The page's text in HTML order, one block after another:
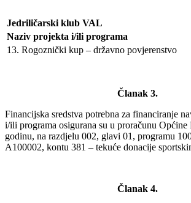
Jedriličarski klub VAL
Naziv projekta i/ili programa
13. Rogoznički kup – državno povjerenstvo
Članak 3.
Financijska sredstva potrebna za financiranje
i/ili programa osigurana su u proračunu Općine
godinu, na razdjelu 002, glavi 01, programu
A100002, kontu 381 – tekuće donacije
Članak 4.